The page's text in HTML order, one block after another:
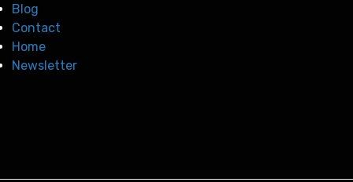
Blog
Contact
Home
Newsletter